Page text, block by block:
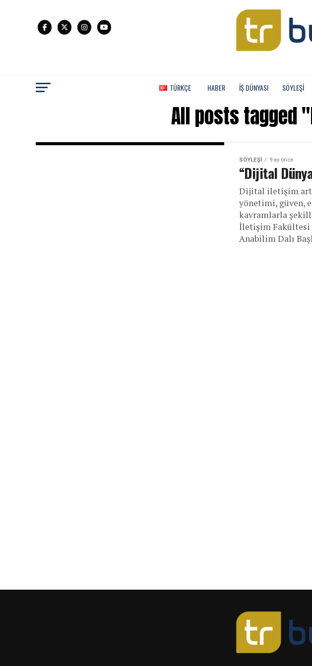
TÜRKÇE HABER İŞ DÜNYASI SÖYLEŞİ
All posts tagged
SÖYLEŞİ 9 ay önce
“Dijital
Dijital iletişim
yönetimi, güven,
kavramlarla
İletişim Fakültesi
Anabilim Dalı